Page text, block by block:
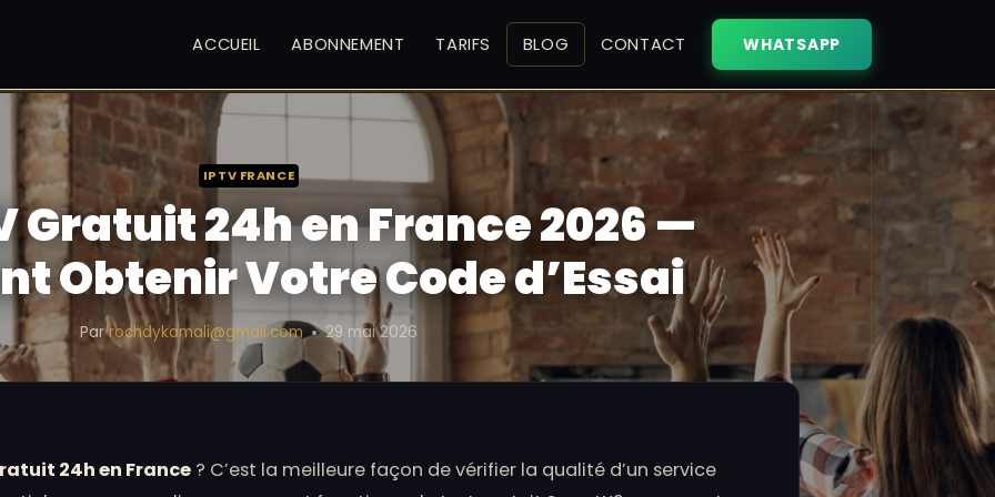
ACCUEIL ABONNEMENT TARIFS BLOG CONTACT WHATSAPP
IPTV FRANCE
Gratuit 24h en France 2026 —
Obtenir Votre Code d’Essai
Parrochdykamali@gmail.com 29 mai 2026
24h en France ? C’est la meilleure façon de vérifier la qualité d’un service